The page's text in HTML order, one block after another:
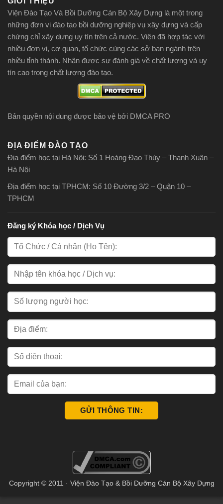
Viện Đào Tạo Và Bồi Dưỡng Cán Bộ Xây Dựng là một trong
những đơn vị đào tạo bồi dưỡng nghiệp vụ xây dựng và cấp
chứng chỉ xây dựng uy tín trên cả nước. Viện đã hợp tác với
nhiều đơn vị, cơ quan, tổ chức cùng các sở ban ngành trên
nhiều tỉnh thành. Nhận được sự đánh giá về chất lượng và uy
tín cao trong chất lượng đào tạo.
Bản quyền nội dung được bảo vệ bởi DMCA PRO
ĐỊA ĐIỂM ĐÀO TẠO
Địa điểm học tại Hà Nội: Số 1 Hoàng Đạo Thúy – Thanh Xuân –
Hà Nội
Địa điểm học tại TPHCM: Số 10 Đường 3/2 – Quận 10 –
TPHCM
Đăng ký Khóa học / Dịch Vụ
Copyright © 2011 · Viện Đào Tạo & Bồi Dưỡng Cán Bộ Xây Dựng